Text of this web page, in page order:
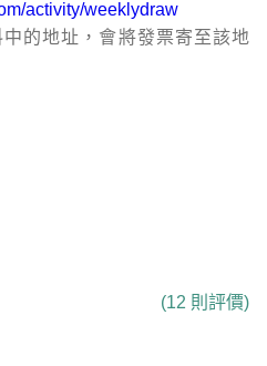
activity/weeklydraw
的地址，會將發票寄至該地
(12 則評價)